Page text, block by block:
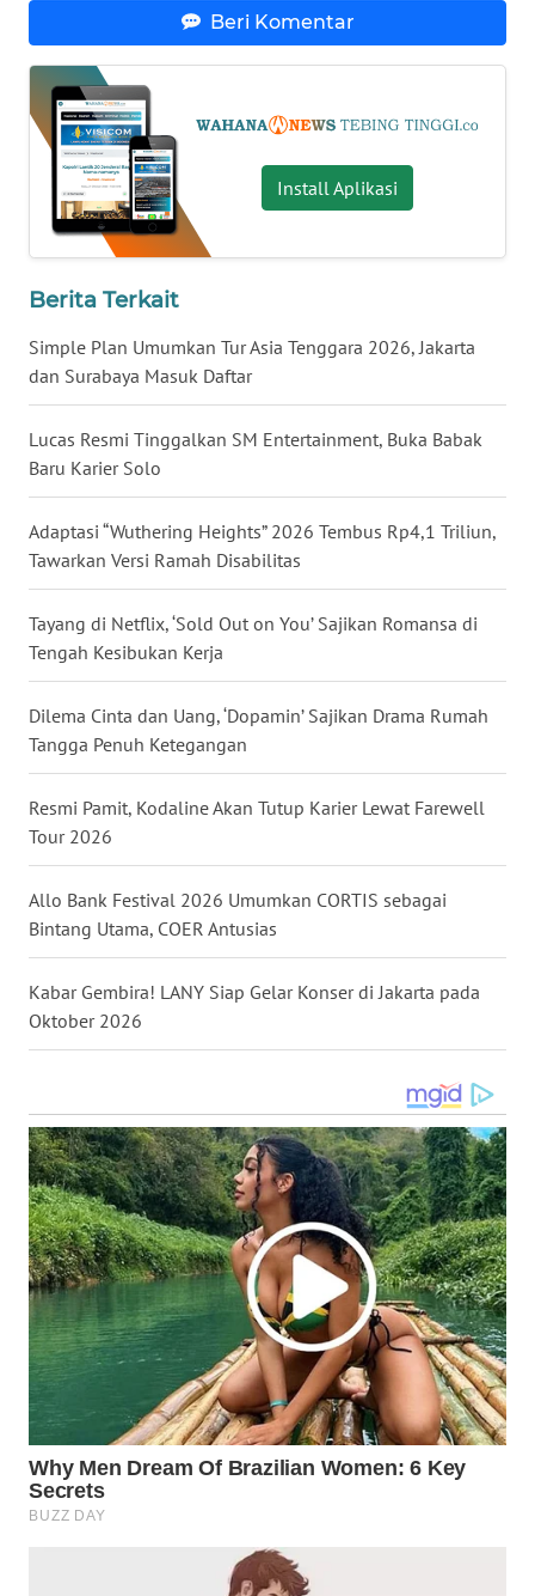
Beri Komentar
Install Aplikasi
Berita Terkait
Simple Plan Umumkan Tur Asia Tenggara 2026, Jakarta
dan Surabaya Masuk Daftar
Lucas Resmi Tinggalkan SM Entertainment, Buka Babak
Baru Karier Solo
Adaptasi “Wuthering Heights” 2026 Tembus Rp4,1 Triliun,
Tawarkan Versi Ramah Disabilitas
Tayang di Netflix, ‘Sold Out on You’ Sajikan Romansa di
Tengah Kesibukan Kerja
Dilema Cinta dan Uang, ‘Dopamin’ Sajikan Drama Rumah
Tangga Penuh Ketegangan
Resmi Pamit, Kodaline Akan Tutup Karier Lewat Farewell
Tour 2026
Allo Bank Festival 2026 Umumkan CORTIS sebagai
Bintang Utama, COER Antusias
Kabar Gembira! LANY Siap Gelar Konser di Jakarta pada
Oktober 2026
WN
KALSEL
WN
KALTIM
WN
GORONTALO
SULUT
MALUKU
MALUT
WN
DAIRI
WN
DANAU
TOBA
WN
NIAS
LANGKAT
SELATAN
WN
TANJUNG
LESUNG
WN
KARO
SIMALUNGUN
WN
LABUHANBATU